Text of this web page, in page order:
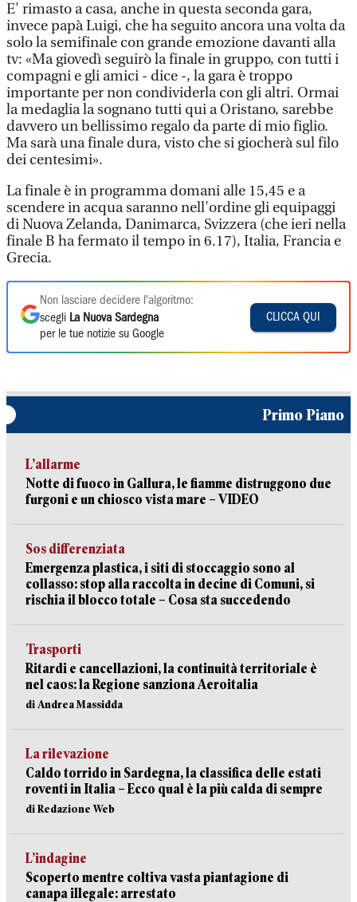
E' rimasto a casa, anche in questa seconda gara,
invece papà Luigi, che ha seguito ancora una volta da
solo la semifinale con grande emozione davanti alla
tv: «Ma giovedì seguirò la finale in gruppo, con tutti i
compagni e gli amici - dice -, la gara è troppo
importante per non condividerla con gli altri. Ormai
la medaglia la sognano tutti qui a Oristano, sarebbe
davvero un bellissimo regalo da parte di mio figlio.
Ma sarà una finale dura, visto che si giocherà sul filo
dei centesimi».
La finale è in programma domani alle 15,45 e a
scendere in acqua saranno nell'ordine gli equipaggi
di Nuova Zelanda, Danimarca, Svizzera (che ieri nella
finale B ha fermato il tempo in 6.17), Italia, Francia e
Grecia.
Non lasciare decidere l'algoritmo:
scegli La Nuova Sardegna
per le tue notizie su Google
CLICCA QUI
Primo Piano
L’allarme
Notte di fuoco in Gallura, le fiamme distruggono due
furgoni e un chiosco vista mare – VIDEO
Sos differenziata
Emergenza plastica, i siti di stoccaggio sono al
collasso: stop alla raccolta in decine di Comuni, si
rischia il blocco totale – Cosa sta succedendo
Trasporti
Ritardi e cancellazioni, la continuità territoriale è
nel caos: la Regione sanziona Aeroitalia
di Andrea Massidda
La rilevazione
Caldo torrido in Sardegna, la classifica delle estati
roventi in Italia – Ecco qual è la più calda di sempre
di Redazione Web
L’indagine
Scoperto mentre coltiva vasta piantagione di
canapa illegale: arrestato